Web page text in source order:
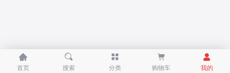

首页

搜索

分类

购物车

我的